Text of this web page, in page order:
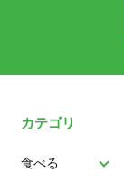
カテゴリ
食べる